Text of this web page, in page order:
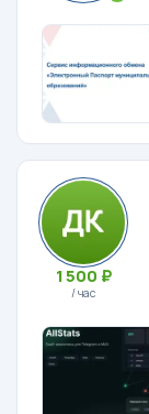
1 500 ₽
/ час